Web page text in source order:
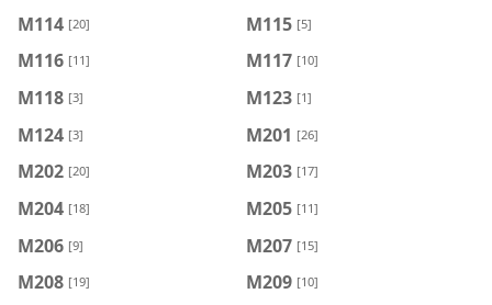
M114 [20] M115 [5]
M116 [11] M117 [10]
M118 [3] M123 [1]
M124 [3] M201 [26]
M202 [20] M203 [17]
M204 [18] M205 [11]
M206 [9] M207 [15]
M208 [19] M209 [10]